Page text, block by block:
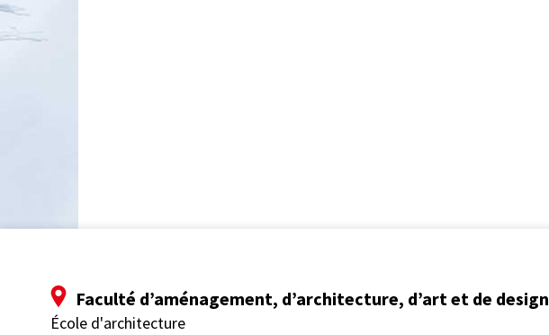
Faculté d’aménagement, d’architecture, d’art et de design
École d'architecture